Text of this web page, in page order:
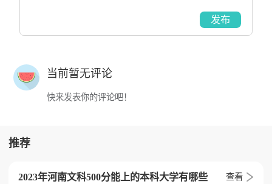
发布
当前暂无评论
快来发表你的评论吧！
推荐
2023年河南文科500分能上的本科大学有哪些 查看